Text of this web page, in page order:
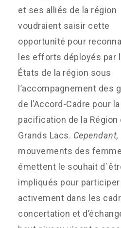
et ses alliés de la région
voudraient saisir cette
opportunité pour
les efforts déployés par
États de la région sous
l’accompagnement des
de l’Accord-Cadre pour la
pacification de la Région
Grands Lacs. Cependant,
mouvements des
émettent le souhait
impliqués pour participer
activement dans les
concertation et